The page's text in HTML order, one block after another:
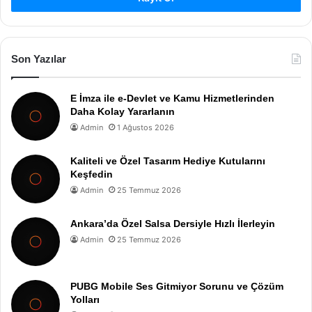
Son Yazılar
E İmza ile e-Devlet ve Kamu Hizmetlerinden
Daha Kolay Yararlanın
Admin 1 Ağustos 2026
Kaliteli ve Özel Tasarım Hediye Kutularını
Keşfedin
Admin 25 Temmuz 2026
Ankara’da Özel Salsa Dersiyle Hızlı İlerleyin
Admin 25 Temmuz 2026
PUBG Mobile Ses Gitmiyor Sorunu ve Çözüm
Yolları